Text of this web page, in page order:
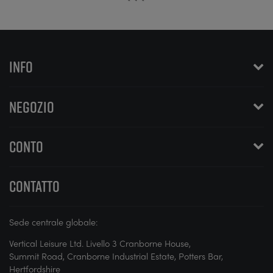
INFO
NEGOZIO
CONTO
CONTATTO
Sede centrale globale:
Vertical Leisure Ltd. Livello 3 Cranborne House,
Summit Road, Cranborne Industrial Estate, Potters Bar,
Hertfordshire